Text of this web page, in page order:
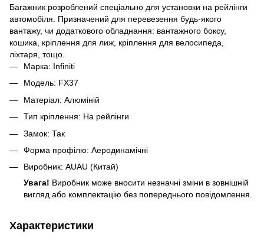
Багажник розроблений спеціально для установки на рейлінги
автомобіля. Призначений для перевезення будь-якого
вантажу, чи додаткового обладнання: вантажного боксу,
кошика, кріплення для лиж, кріплення для велосипеда,
ліхтаря, тощо.
Марка: Infiniti
Модель: FX37
Матеріал: Алюміній
Тип кріплення: На рейлінги
Замок: Так
Форма профілю: Аеродинамічні
Виробник: AUAU (Китай)
Увага! Виробник може вносити незначні зміни в зовнішній
вигляд або комплектацію без попереднього повідомлення.
Характеристики